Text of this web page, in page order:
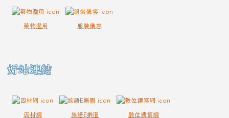
藥物濫用 服裝儀容
好站連結
因材網 族語E樂園 數位讀寫網